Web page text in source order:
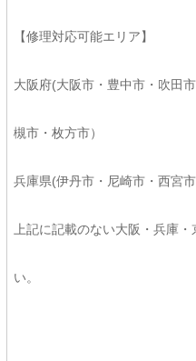
【修理対応可能エリア】
大阪府(大阪市・豊中市・吹田
槻市・枚方市）
兵庫県(伊丹市・尼崎市・西宮
上記に記載のない大阪・兵庫
い。